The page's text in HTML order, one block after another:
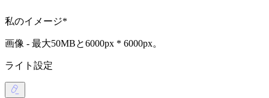
私のイメージ*
画像 - 最大50MBと6000px * 6000px。
ライト設定